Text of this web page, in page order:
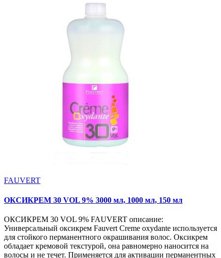
FAUVERT
ОКСИКРЕМ 30 VOL 9% 3000 мл, 1000 мл, 150 мл
ОКСИКРЕМ 30 VOL 9% FAUVERT описание:
Универсальный оксикрем Fauvert Creme oxydante используется
для стойкого перманентного окрашивания волос. Оксикрем
обладает кремовой текстурой, она равномерно наносится на
волосы и не течет. Применяется для активации перманентных